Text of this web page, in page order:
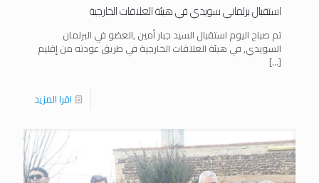
استقبال برلماني سويدي في هيئة العلاقات الخارجية
تم صباح اليوم استقبال السيد جبار أمين ,العضو في البرلمان
السويدي, في هيئة العلاقات الخارجية في طريق عودته من إقليم
[…]
اقرا المزيد